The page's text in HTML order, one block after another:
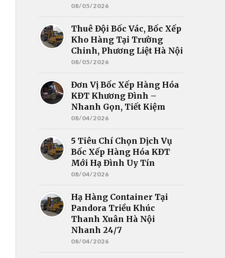
08/05/2026
Thuê Đội Bốc Vác, Bốc Xếp
Kho Hàng Tại Trường
Chinh, Phương Liệt Hà Nội
08/05/2026
Đơn Vị Bốc Xếp Hàng Hóa
KĐT Khương Đình –
Nhanh Gọn, Tiết Kiệm
08/04/2026
5 Tiêu Chí Chọn Dịch Vụ
Bốc Xếp Hàng Hóa KĐT
Mới Hạ Đình Uy Tín
08/04/2026
Hạ Hàng Container Tại
Pandora Triều Khúc
Thanh Xuân Hà Nội
Nhanh 24/7
08/04/2026